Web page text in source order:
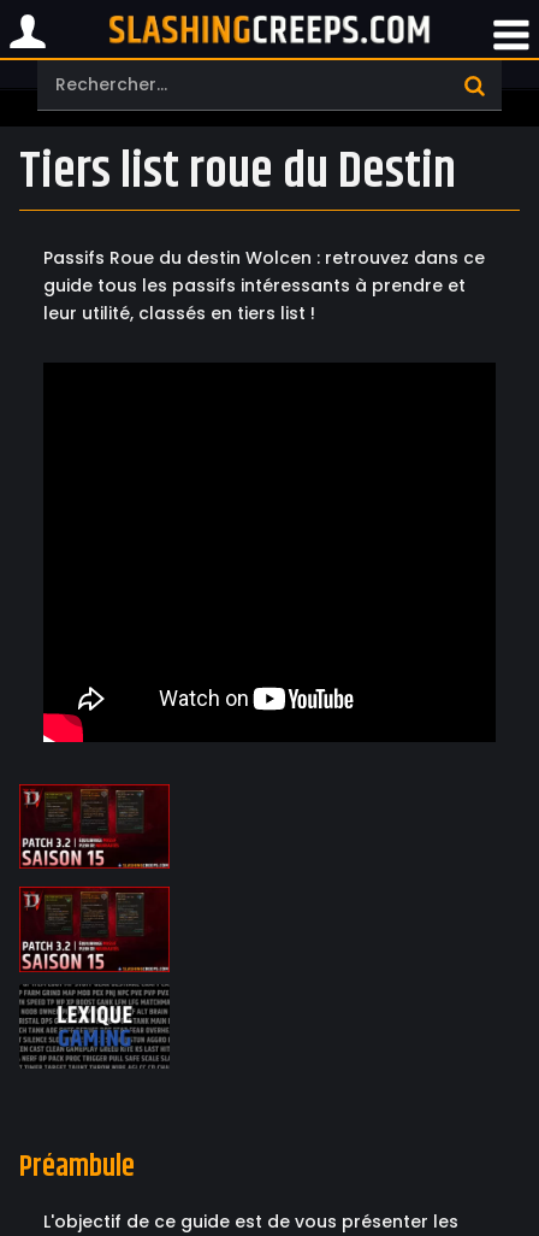
Tiers list roue du Destin
Passifs Roue du destin Wolcen : retrouvez dans ce
guide tous les passifs intéressants à prendre et
leur utilité, classés en tiers list !
Préambule
L'objectif de ce guide est de vous présenter les